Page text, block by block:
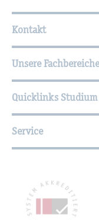
Kontakt
Unsere Fachbereiche
Quicklinks Studium
Service